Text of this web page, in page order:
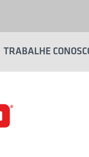
TRABALHE